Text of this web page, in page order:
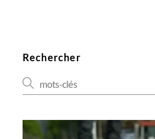
Rechercher